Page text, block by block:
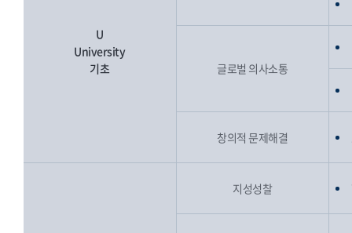
U
University
기초
글로벌 의사소통
창의적 문제해결
지성성찰